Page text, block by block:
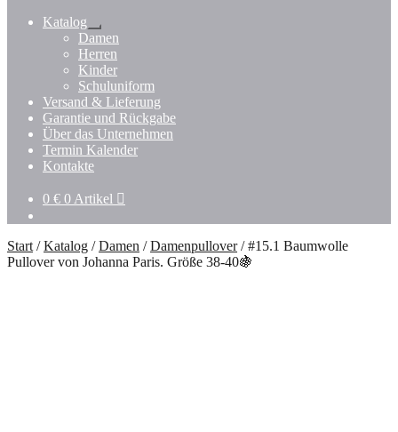
Katalog
Untermenü
öffnen
Damen
Herren
Kinder
Schuluniform
Versand & Lieferung
Garantie und Rückgabe
Über das Unternehmen
Termin Kalender
Kontakte
0 € 0 Artikel
Start /Katalog /Damen /Damenpullover/#15.1 Baumwolle
Pullover von Johanna Paris. Größe 38-40🍇